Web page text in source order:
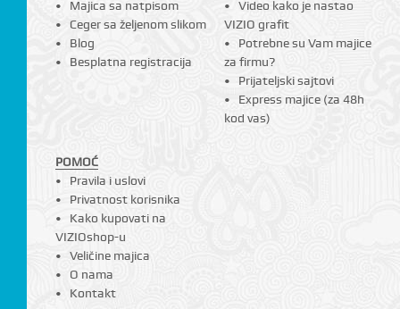
Majica sa natpisom
Ceger sa željenom slikom
Blog
Besplatna registracija
Video kako je nastao
VIZIO grafit
Potrebne su Vam majice
za firmu?
Prijateljski sajtovi
Express majice (za 48h
kod vas)
POMOĆ
Pravila i uslovi
Privatnost korisnika
Kako kupovati na
VIZIOshop-u
Veličine majica
O nama
Kontakt